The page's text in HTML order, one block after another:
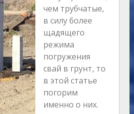
чем трубчатые,
в силу более
щадящего
режима
погружения
свай в грунт, то
в этой статье
погорим
именно о них.